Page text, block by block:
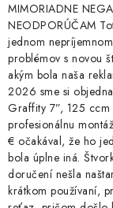
MIMORIADNE
NEODPORÚČAM
jednom
problémov s novou
akým bola naša
2026 sme si
Graffity 7”, 125
profesionálnu
€ očakával, že ho
bola úplne iná.
doručení nešla
krátkom používaní,